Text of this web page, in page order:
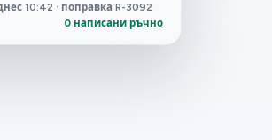
10:42 · поправка R-3092
0 написани ръчно